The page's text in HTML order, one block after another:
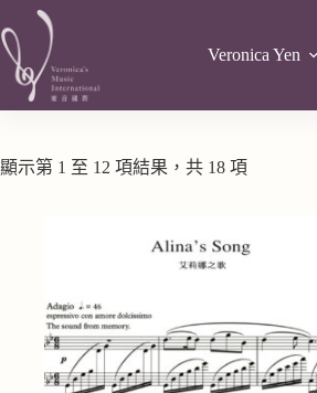
Veronica Yen
顯示第 1 至 12 項結果，共 18 項